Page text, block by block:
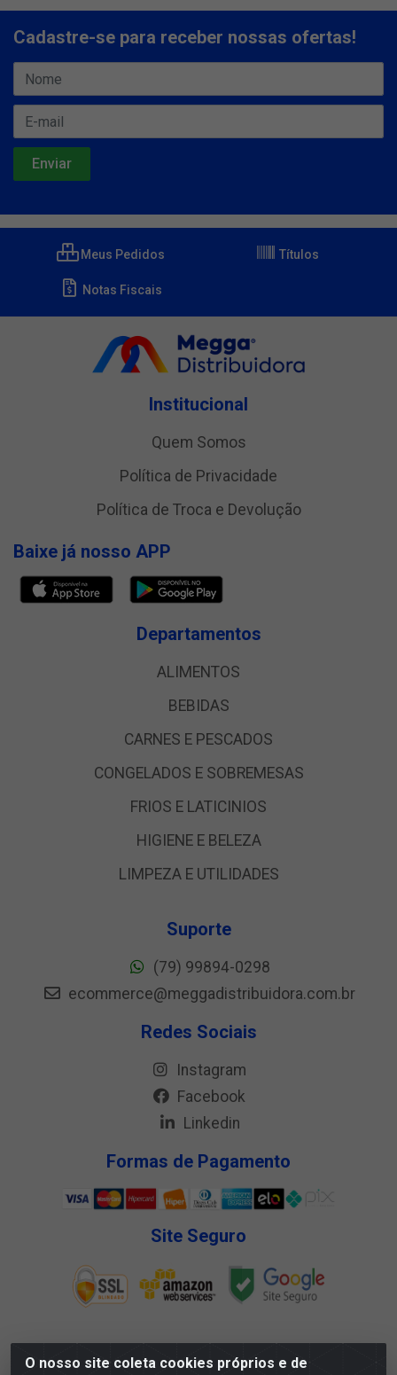
O nosso site coleta cookies próprios e de
Cadastre-se para receber nossas ofertas!
Meus Pedidos Títulos
Notas Fiscais
Institucional
Quem Somos
Política de Privacidade
Política de Troca e Devolução
Baixe já nosso APP
Departamentos
ALIMENTOS
BEBIDAS
CARNES E PESCADOS
CONGELADOS E SOBREMESAS
FRIOS E LATICINIOS
HIGIENE E BELEZA
LIMPEZA E UTILIDADES
Suporte
(79) 99894-0298
ecommerce@meggadistribuidora.com.br
Redes Sociais
Instagram
Facebook
Linkedin
Formas de Pagamento
Site Seguro